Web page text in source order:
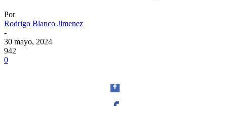
Por
Rodrigo Blanco Jimenez
-
30 mayo, 2024
942
0